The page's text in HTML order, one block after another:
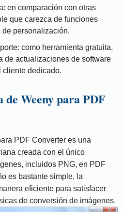
en comparación con otras
que carezca de funciones
personalización.
como herramienta gratuita,
de actualizaciones de software
cliente dedicado.
Weeny para PDF
PDF Converter es una
creada con el único
incluidos PNG, en PDF
es bastante simple, la
eficiente para satisfacer
de conversión de imágenes.